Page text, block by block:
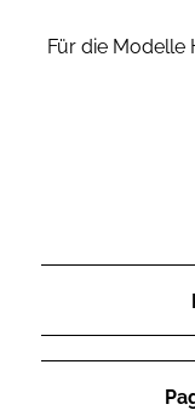
Für die Modelle